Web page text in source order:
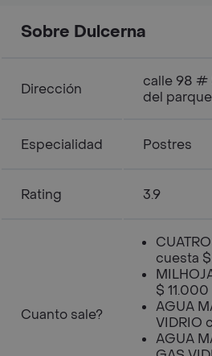
Sobre Dulcerna
Dirección
calle 98 #
del
Especialidad Postres
Rating 3.9
Cuanto sale?
cuesta
$ 11.000
AGUA
VIDRIO
AGUA